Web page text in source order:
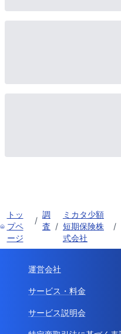
トッ
プペ
ージ
/
調
査 /
ミカタ少額
短期保険株
式会社
/
運営会社
サービス・料金
サービス説明会